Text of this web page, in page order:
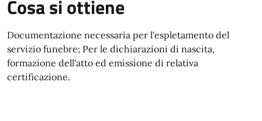
Cosa si ottiene
Documentazione necessaria per l'espletamento del
servizio funebre; Per le dichiarazioni di nascita,
formazione dell'atto ed emissione di relativa
certificazione.